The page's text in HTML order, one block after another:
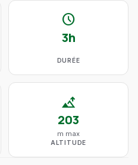
schedule
3h
DURÉE
altitude
203
m max
ALTITUDE